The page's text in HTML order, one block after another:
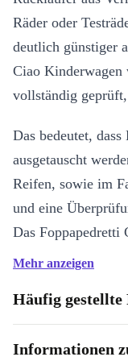
Räder oder
deutlich günstiger
Ciao
vollständig
Das bedeutet,
ausgetauscht
Reifen, sowie im
und eine
Das Foppapedretti
mit einem 30-
Was bedeutet
Mehr anzeigen
Häufig gestellte
Informationen